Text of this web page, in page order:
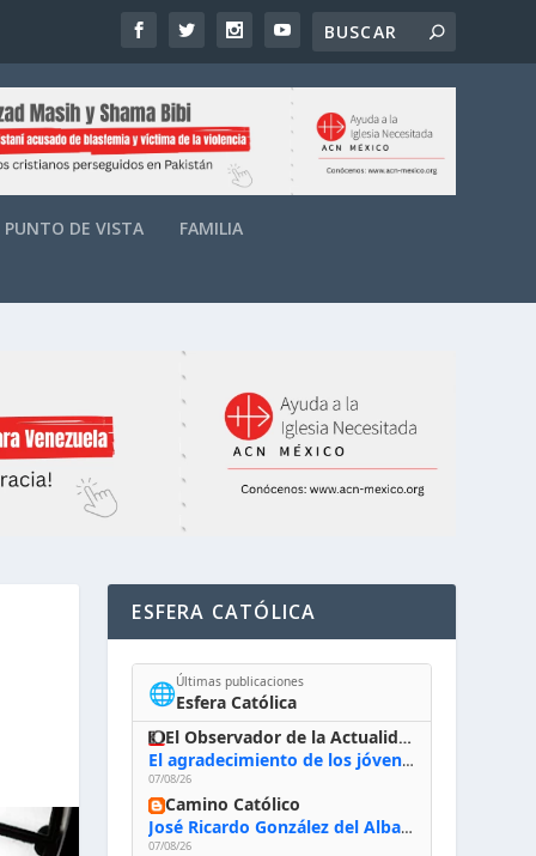
PUNTO DE VISTA FAMILIA
ESFERA CATÓLICA
🌐Últimas publicaciones
Esfera Católica
El Observador de la Actualidad
El agradecimiento de los jóvenes al Papa: «Hoy nos sentimos Iglesia»
07/08/26
Camino Católico
José Ricardo González del Alba, artista sacro: «Yo oro, hablo con Dios, le pido al Espíritu Santo su inspiración y siempre pinto rezando el rosario para que sea Él quien actúe a través de mis manos»
07/08/26